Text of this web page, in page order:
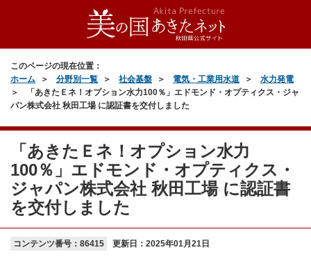
このページの現在位置：
ホーム
分野別一覧 社会基盤 電気・工業用水道
水力発電
「あきたＥネ！オプション水力100％」エドモンド・オプティクス・ジャ
パン株式会社 秋田工場 に認証書を交付しました
「あきたＥネ！オプション水力
100％」エドモンド・オプティクス・
ジャパン株式会社 秋田工場 に認証書
を交付しました
コンテンツ番号：86415 更新日： 2025年01月21日